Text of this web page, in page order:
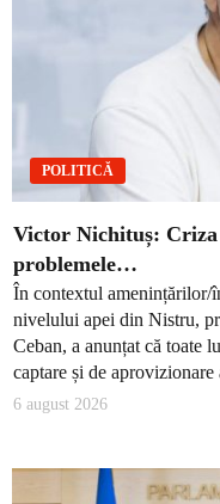
POLITICĂ
Victor Nichituș:
problemele…
În contextul amenințărilor/
nivelului apei din Nistru,
Ceban, a anunțat că toate
captare și de aprovizionare
6 august 2026